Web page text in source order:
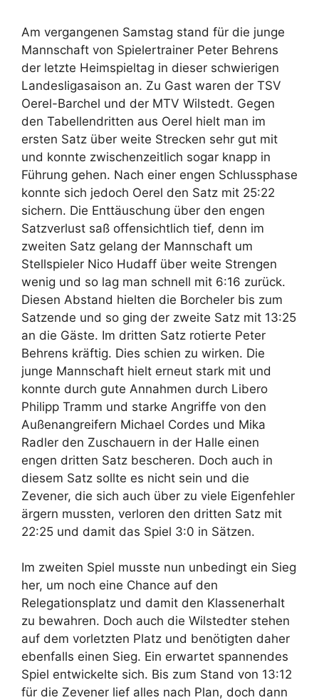
Am vergangenen Samstag stand für die junge
Mannschaft von Spielertrainer Peter Behrens
der letzte Heimspieltag in dieser schwierigen
Landesligasaison an. Zu Gast waren der TSV
Oerel-Barchel und der MTV Wilstedt. Gegen
den Tabellendritten aus Oerel hielt man im
ersten Satz über weite Strecken sehr gut mit
und konnte zwischenzeitlich sogar knapp in
Führung gehen. Nach einer engen Schlussphase
konnte sich jedoch Oerel den Satz mit 25:22
sichern. Die Enttäuschung über den engen
Satzverlust saß offensichtlich tief, denn im
zweiten Satz gelang der Mannschaft um
Stellspieler Nico Hudaff über weite Strengen
wenig und so lag man schnell mit 6:16 zurück.
Diesen Abstand hielten die Borcheler bis zum
Satzende und so ging der zweite Satz mit 13:25
an die Gäste. Im dritten Satz rotierte Peter
Behrens kräftig. Dies schien zu wirken. Die
junge Mannschaft hielt erneut stark mit und
konnte durch gute Annahmen durch Libero
Philipp Tramm und starke Angriffe von den
Außenangreifern Michael Cordes und Mika
Radler den Zuschauern in der Halle einen
engen dritten Satz bescheren. Doch auch in
diesem Satz sollte es nicht sein und die
Zevener, die sich auch über zu viele Eigenfehler
ärgern mussten, verloren den dritten Satz mit
22:25 und damit das Spiel 3:0 in Sätzen.
Im zweiten Spiel musste nun unbedingt ein Sieg
her, um noch eine Chance auf den
Relegationsplatz und damit den Klassenerhalt
zu bewahren. Doch auch die Wilstedter stehen
auf dem vorletzten Platz und benötigten daher
ebenfalls einen Sieg. Ein erwartet spannendes
Spiel entwickelte sich. Bis zum Stand von 13:12
für die Zevener lief alles nach Plan, doch dann